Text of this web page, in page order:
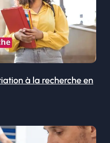
à la recherche en